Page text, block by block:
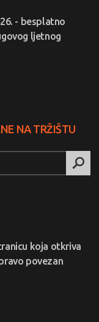
- besplatno
ljetnog
NA TRŽIŠTU
koja otkriva
povezan